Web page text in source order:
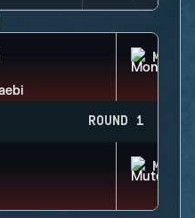
ROUND 1
MUTE